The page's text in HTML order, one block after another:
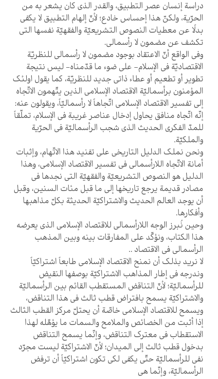
دراسة إنسان عصر التطبيق، والقدر الذي كان يشعر به من
الحرّية، ولكنّ هذا إحساس خادع؛ لأنّ إلهام التطبيق لا يكفي
بدلًا عن معطيات النصوص التشريعيّة والفقهيّة نفسها التي
تكشف عن مضمون لا رأسمالي.
وفي الواقع أنّ الاعتقاد بوجود مضمون لا رأسمالي للنظريّة
الاقتصاديّة في الإسلام- على ضوء ما قدّمناه- ليس نتيجة
تطوير أو تطعيم أو عطاء ذاتي جديد للنظريّة، كما يقول اولئك
المؤمنون برأسماليّة الاقتصاد الإسلامي الذين يتّهمون الاتّجاه
إلى تفسير الاقتصاد الإسلامي اتّجاهاً لا رأسماليّاً، ويقولون عنه:
إنّه اتّجاه منافق يحاول إدخال عناصر غريبة في الإسلام، تملّقاً
للمدّ الفكري الحديث الذي شجب الرأسماليّة في الحرّية
والملكيّة.
ونحن نملك الدليل التاريخي على تفنيد هذا الاتّهام، وإثبات
أمانة الاتّجاه اللارأسمالي في تفسير الاقتصاد الإسلامي، وهذا
الدليل هو النصوص التشريعيّة والفقهيّة التي نجدها في
مصادر قديمة يرجع تاريخها إلى ما قبل مئات السنين، وقبل
أن يوجد العالم الحديث والاشتراكيّة الحديثة بكلّ مذاهبها
وأفكارها.
وحين نُبرز الوجه اللارأسمالي للاقتصاد الإسلامي الذي يعرضه
هذا الكتاب، ونؤكّد على المفارقات بينه وبين المذهب
الرأسمالي في الاقتصاد ..
لا نريد بذلك أن نمنح الاقتصاد الإسلامي طابعاً اشتراكيّاً
وندرجه في إطار المذاهب الاشتراكيّة بوصفها النقيض
للرأسماليّة؛ لأنّ التناقض المستقطب القائم بين الرأسماليّة
والاشتراكيّة يسمح بافتراض قطب ثالث في هذا التناقض،
ويسمح للاقتصاد الإسلامي خاصّة أن يحتلّ مركز القطب الثالث
إذا أثبت من الخصائص والملامح والسمات ما يؤهّله لهذا
الاستقطاب في معترك التناقض، وإنّما يسمح التناقض
بدخول قطب ثالث إلى الميدان؛ لأنّ الاشتراكيّة ليست مجرّد
نفي للرأسماليّة حتّى يكفي لكي تكون اشتراكيّاً أن ترفض
الرأسماليّة، وإنّما هي‏